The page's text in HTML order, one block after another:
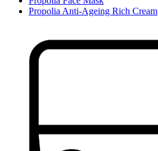
Propolia Anti-Ageing Rich Cream